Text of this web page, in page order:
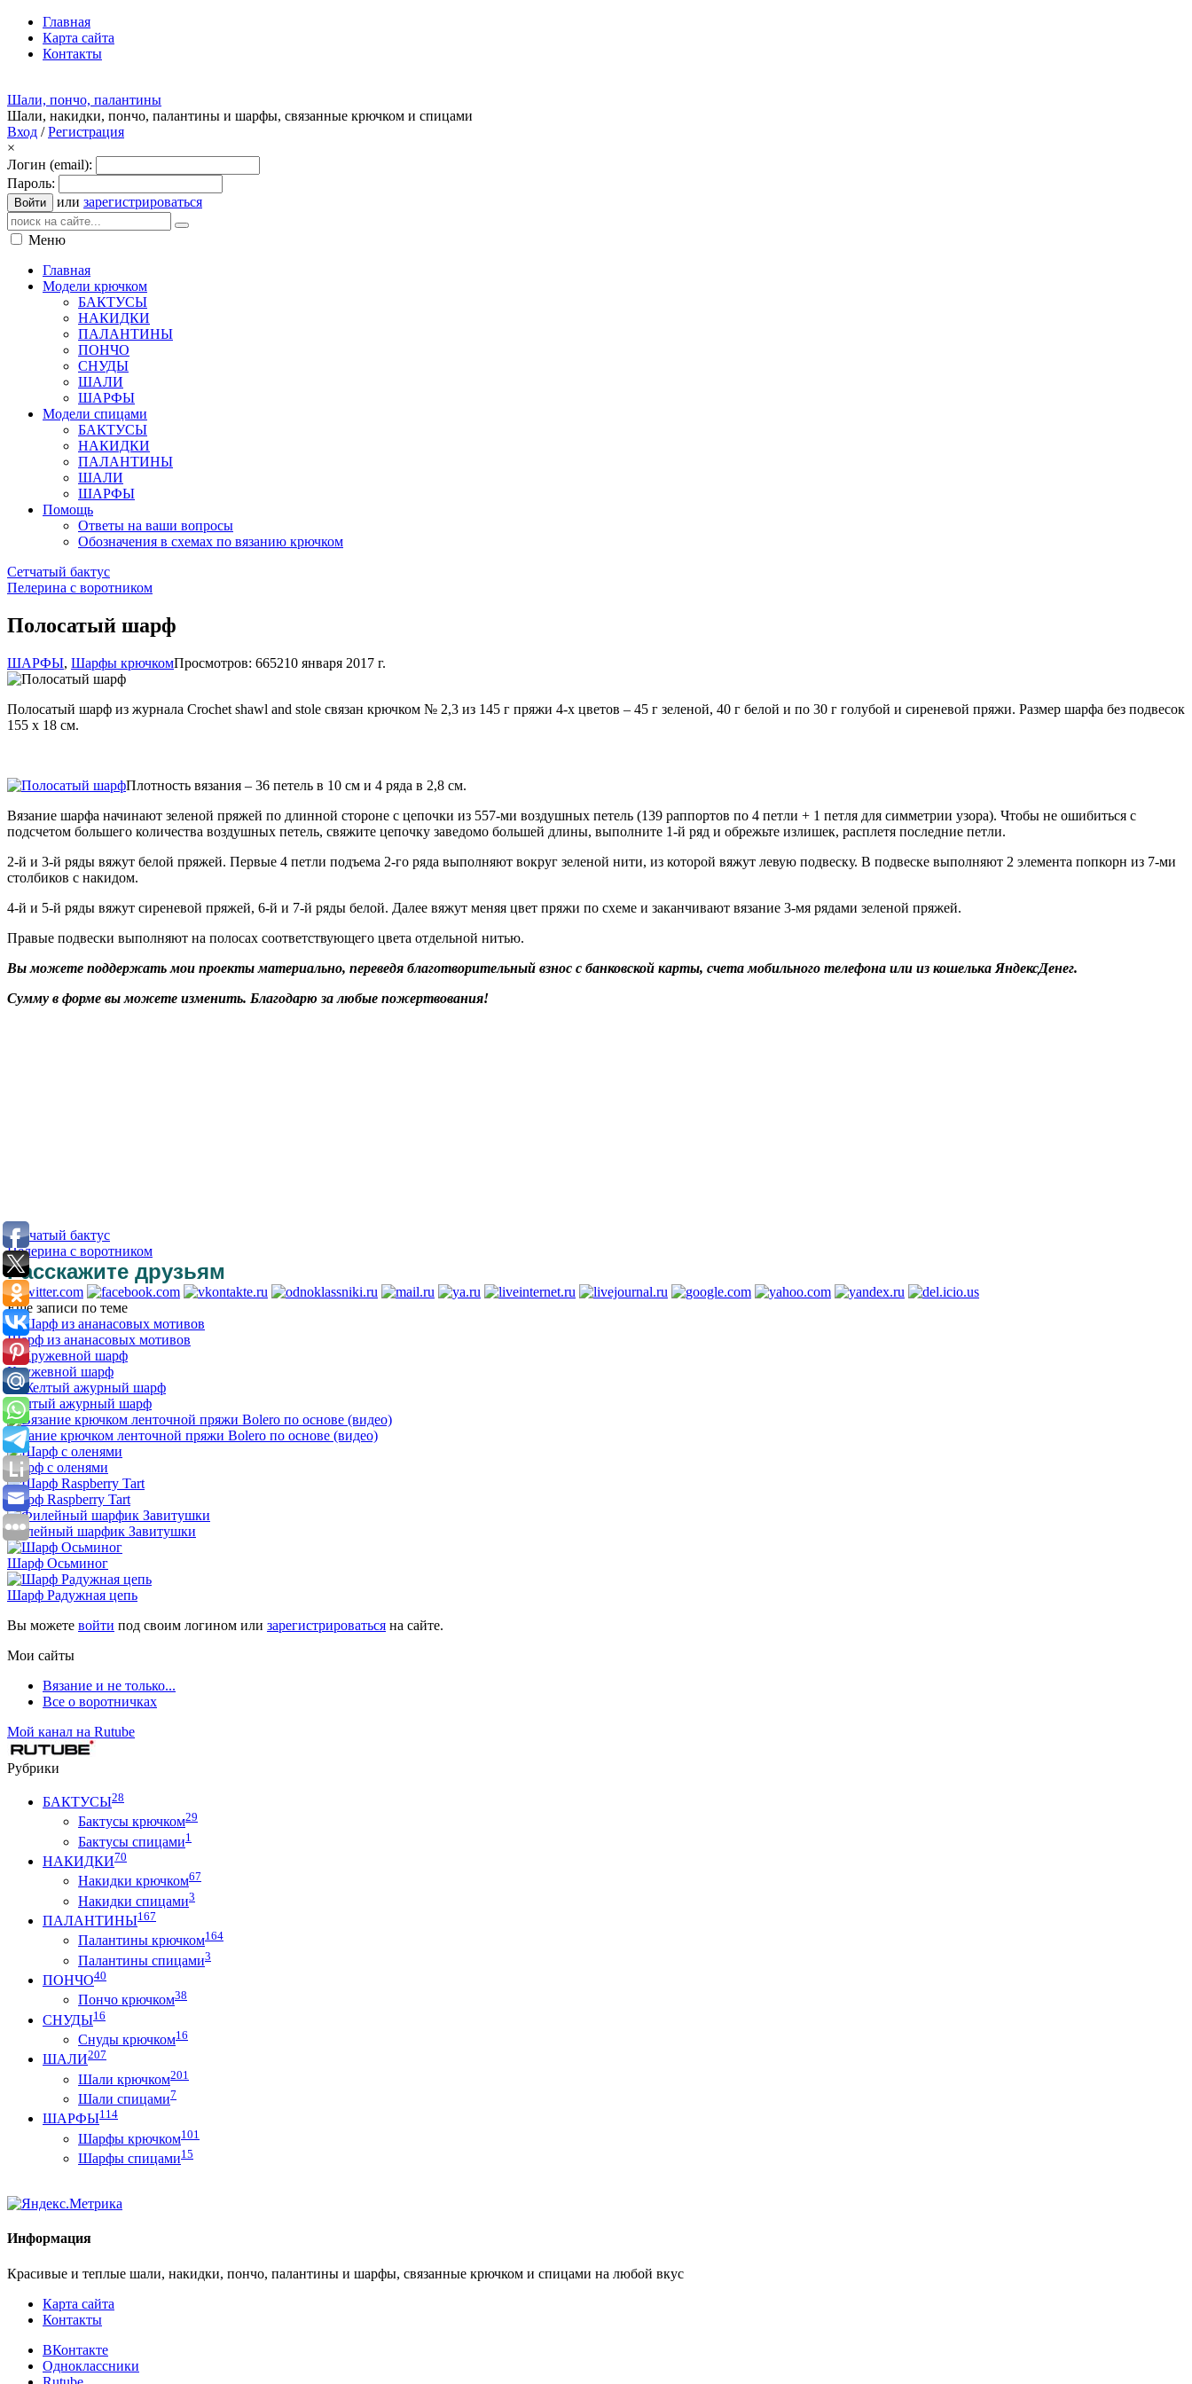
Главная
Карта сайта
Контакты
Шали, пончо, палантины
Шали, накидки, пончо, палантины и шарфы, связанные крючком и спицами
Вход /Регистрация
×
Логин (email):
Пароль:
Войти или зарегистрироваться
Меню
Главная
Модели крючком
БАКТУСЫ
НАКИДКИ
ПАЛАНТИНЫ
ПОНЧО
СНУДЫ
ШАЛИ
ШАРФЫ
Модели спицами
БАКТУСЫ
НАКИДКИ
ПАЛАНТИНЫ
ШАЛИ
ШАРФЫ
Помощь
Ответы на ваши вопросы
Обозначения в схемах по вязанию крючком
Сетчатый бактус
Пелерина с воротником
Полосатый шарф
ШАРФЫ, Шарфы крючкомПросмотров: 665210 января 2017 г.
Полосатый шарф из журнала Crochet shawl and stole связан крючком № 2,3 из 145 г пряжи 4-х цветов – 45 г зеленой, 40 г белой и по 30 г голубой и сиреневой пряжи. Размер шарфа без подвесок
155 х 18 см.
Плотность вязания – 36 петель в 10 см и 4 ряда в 2,8 см.
Вязание шарфа начинают зеленой пряжей по длинной стороне с цепочки из 557-ми воздушных петель (139 раппортов по 4 петли + 1 петля для симметрии узора). Чтобы не ошибиться с
подсчетом большего количества воздушных петель, свяжите цепочку заведомо большей длины, выполните 1-й ряд и обрежьте излишек, расплетя последние петли.
2-й и 3-й ряды вяжут белой пряжей. Первые 4 петли подъема 2-го ряда выполняют вокруг зеленой нити, из которой вяжут левую подвеску. В подвеске выполняют 2 элемента попкорн из 7-ми
столбиков с накидом.
4-й и 5-й ряды вяжут сиреневой пряжей, 6-й и 7-й ряды белой. Далее вяжут меняя цвет пряжи по схеме и заканчивают вязание 3-мя рядами зеленой пряжей.
Правые подвески выполняют на полосах соответствующего цвета отдельной нитью.
Вы можете поддержать мои проекты материально, переведя благотворительный взнос с банковской карты, счета мобильного телефона или из кошелька ЯндексДенег.
Сумму в форме вы можете изменить. Благодарю за любые пожертвования!
Сетчатый бактус
Пелерина с воротником
Расскажите друзьям
Еще записи по теме
Шарф из ананасовых мотивов
Кружевной шарф
Желтый ажурный шарф
Вязание крючком ленточной пряжи Bolero по основе (видео)
Шарф с оленями
Шарф Raspberry Tart
Филейный шарфик Завитушки
Шарф Осьминог
Шарф Радужная цепь
Вы можете войти под своим логином или зарегистрироваться на сайте.
Мои сайты
Вязание и не только...
Все о воротничках
Мой канал на Rutube
Рубрики
БАКТУСЫ28
Бактусы крючком29
Бактусы спицами1
НАКИДКИ70
Накидки крючком67
Накидки спицами3
ПАЛАНТИНЫ167
Палантины крючком164
Палантины спицами3
ПОНЧО40
Пончо крючком38
СНУДЫ16
Снуды крючком16
ШАЛИ207
Шали крючком201
Шали спицами7
ШАРФЫ114
Шарфы крючком101
Шарфы спицами15
Информация
Красивые и теплые шали, накидки, пончо, палантины и шарфы, связанные крючком и спицами на любой вкус
Карта сайта
Контакты
ВКонтакте
Одноклассники